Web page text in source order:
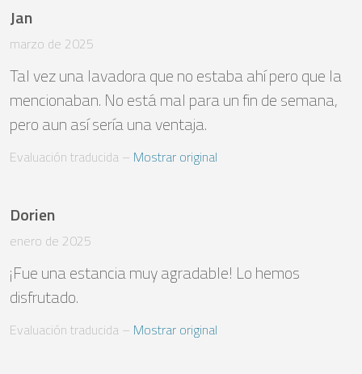
Jan
marzo de 2025
Tal vez una lavadora que no estaba ahí pero que la
mencionaban. No está mal para un fin de semana,
pero aun así sería una ventaja.
Evaluación traducida – Mostrar original
Dorien
enero de 2025
¡Fue una estancia muy agradable! Lo hemos
disfrutado.
Evaluación traducida – Mostrar original